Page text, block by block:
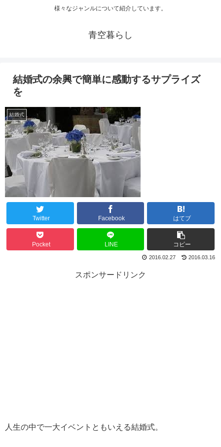
様々なジャンルについて紹介しています。
青空暮らし
結婚式の余興で簡単に感動するサプライズ
を
結婚式
Twitter Facebook はてブ
Pocket LINE コピー
2016.03.16
2016.02.27
スポンサードリンク
人生の中で一大イベントともいえる結婚式。